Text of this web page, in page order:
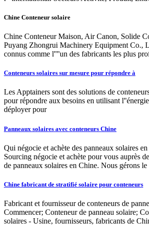
Chine Conteneur solaire
Chine Conteneur Maison, Air Canon, Solide
Puyang Zhongrui Machinery Equipment Co.,
connus comme l''''un des fabricants les plus
Conteneurs solaires sur mesure pour répondre à
Les Apptainers sont des solutions de
pour répondre aux besoins en utilisant
déployer pour
Panneaux solaires avec conteneurs Chine
Qui négocie et achète des panneaux solaires
Sourcing négocie et achète pour vous auprès
de panneaux solaires en Chine. Nous gérons
Chine fabricant de stratifié solaire pour conteneurs
Fabricant et fournisseur de conteneurs de
Commencer; Conteneur de panneau solaire;
solaires - Usine, fournisseurs, fabricants de